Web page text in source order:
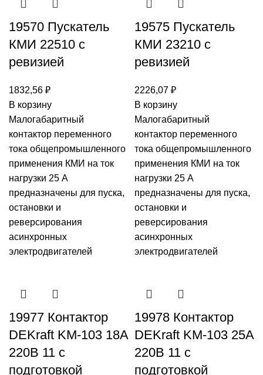
19570 Пускатель
КМИ 22510 с
ревизией
1832,56 ₽
В корзину
Малогабаритный
контактор переменного
тока общепромышленного
применения КМИ на ток
нагрузки 25 А
предназначены для пуска,
остановки и
реверсирования
асинхронных
электродвигателей
19575 Пускатель
КМИ 23210 с
ревизией
2226,07 ₽
В корзину
Малогабаритный
контактор переменного
тока общепромышленного
применения КМИ на ток
нагрузки 25 А
предназначены для пуска,
остановки и
реверсирования
асинхронных
электродвигателей
19977 Контактор
DEKraft KM-103 18А
220В 11 с
подготовкой
19978 Контактор
DEKraft KM-103 25A
220В 11 с
подготовкой